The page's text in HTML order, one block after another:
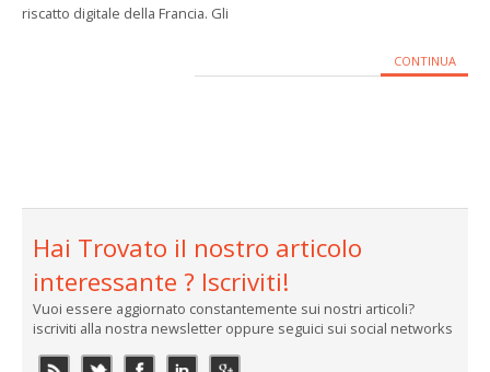
riscatto digitale della Francia. Gli
CONTINUA
Hai Trovato il nostro articolo
interessante ? Iscriviti!
Vuoi essere aggiornato constantemente sui nostri articoli?
iscriviti alla nostra newsletter oppure seguici sui social networks